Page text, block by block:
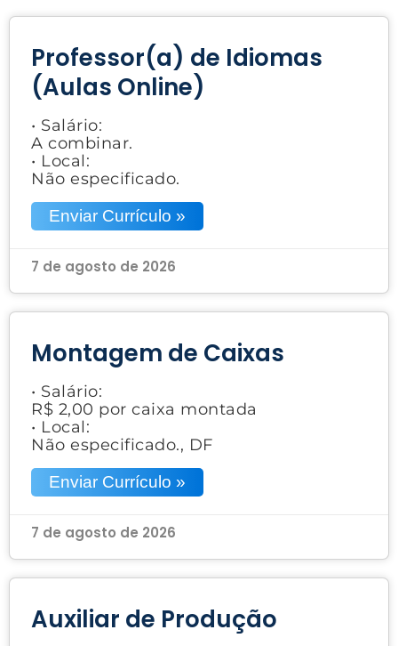
Professor(a) de Idiomas
(Aulas Online)
• Salário:
A combinar.
• Local:
Não especificado.
Enviar Currículo »
7 de agosto de 2026
Montagem de Caixas
• Salário:
R$ 2,00 por caixa montada
• Local:
Não especificado., DF
Enviar Currículo »
7 de agosto de 2026
Auxiliar de Produção